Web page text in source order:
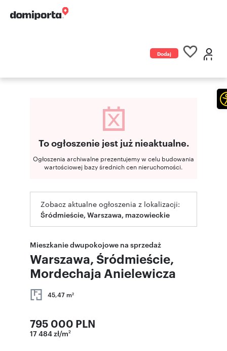
Dodaj
To ogłoszenie jest już nieaktualne.
Ogłoszenia archiwalne prezentujemy w celu budowania
wartościowej bazy średnich cen nieruchomości.
Zobacz aktualne ogłoszenia z lokalizacji:
Śródmieście, Warszawa, mazowieckie
Mieszkanie dwupokojowe na sprzedaż
Warszawa, Śródmieście,
Mordechaja Anielewicza
45,47 m2
795 000 PLN
17 484 zł/m2